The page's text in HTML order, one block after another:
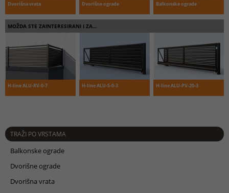
TRAŽI PO VRSTAMA
Balkonske ograde
Dvorišne ograde
Dvorišna vrata
Dvorišna vrata Dvorišne ograde Balkonske ograde
MOŽDA STE ZAINTERESIRANI I ZA…
H-line ALU-RV-0-7 H-line ALU-S-0-3 H-line ALU-PV-20-3